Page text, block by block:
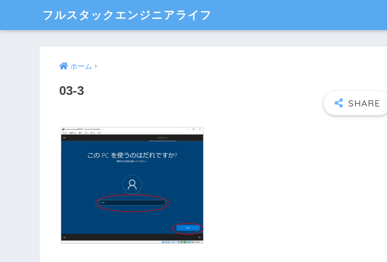
フルスタックエンジニアライフ
ホーム
03-3